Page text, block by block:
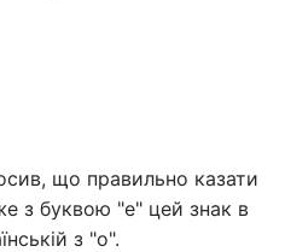
що правильно казати
з буквою "е" цей знак в
з "о".